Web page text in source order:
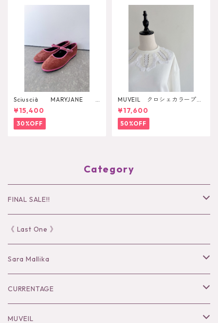
Sciuscià MARYJANE
（ROOIBOS TEA）
¥15,400
30%OFF
MUVEIL クロシェカラープル
オーバー
¥17,600
50%OFF
Category
FINAL SALE!!
30％OFF
40％OFF
50％OFF
60%OFF
《 Last One 》
Sara Mallika
Tops
Bottoms
CURRENTAGE
Outer
MUVEIL